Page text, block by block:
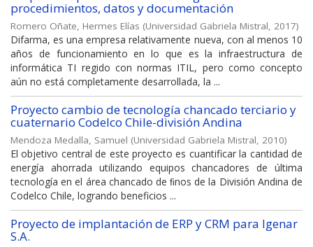
procedimientos, datos y documentación
Romero Oñate, Hermes Elías (Universidad Gabriela Mistral, 2017)
Difarma, es una empresa relativamente nueva, con al menos 10
años de funcionamiento en lo que es la infraestructura de
informática TI regido con normas ITIL, pero como concepto
aún no está completamente desarrollada, la ...
Proyecto cambio de tecnología chancado terciario y
cuaternario Codelco Chile-división Andina
Mendoza Medalla, Samuel (Universidad Gabriela Mistral, 2010)
El objetivo central de este proyecto es cuantificar la cantidad de
energía ahorrada utilizando equipos chancadores de última
tecnología en el área chancado de ﬁnos de la División Andina de
Codelco Chile, logrando beneficios ...
Proyecto de implantación de ERP y CRM para Igenar
S.A.